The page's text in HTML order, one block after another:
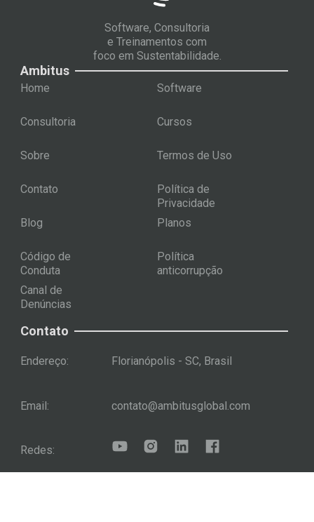
Software, Consultoria
e Treinamentos com
foco em Sustentabilidade.
Contato
Endereço: Florianópolis - SC, Brasil
Email: contato@ambitusglobal.com
Redes:
Ambitus
Home Software
Consultoria Cursos
Sobre Termos de Uso
Contato
Política de
Privacidade
Blog
Planos
Código de
Conduta
Política
anticorrupção
Canal de
Denúncias